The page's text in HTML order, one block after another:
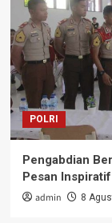
POLRI
Pengabdian
Pesan
admin 8